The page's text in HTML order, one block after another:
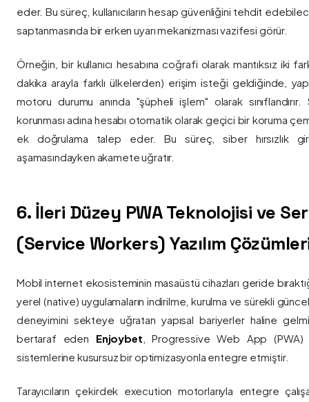
eder. Bu süreç, kullanıcıların hesap güvenliğini tehdit
saptanmasında bir erken uyarı mekanizması vazifesi görür.
Örneğin, bir kullanıcı hesabına coğrafi olarak mantıksız iki
dakika arayla farklı ülkelerden) erişim isteği geldiğinde,
motoru durumu anında "şüpheli işlem" olarak sınıflandırır.
korunması adına hesabı otomatik olarak geçici bir koruma
ek doğrulama talep eder. Bu süreç, siber hırsızlık
aşamasındayken akamete uğratır.
6. İleri Düzey PWA Teknolojisi ve
(Service Workers) Yazılım
Mobil internet ekosisteminin masaüstü cihazları geride
yerel (native) uygulamaların indirilme, kurulma ve sürekli
deneyimini sekteye uğratan yapısal bariyerler haline
bertaraf eden Enjoybet , Progressive Web App (PWA)
sistemlerine kusursuz bir optimizasyonla entegre etmiştir.
Tarayıcıların çekirdek execution motorlarıyla entegre